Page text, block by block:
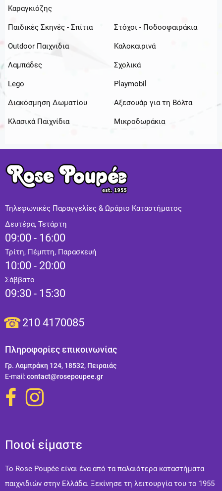
Καραγκιόζης
Παιδικές Σκηνές - Σπίτια Στόχοι - Ποδοσφαιράκια
Outdoor Παιχνιδια Καλοκαιρινά
Λαμπάδες Σχολικά
Lego Playmobil
Διακόσμηση Δωματίου Αξεσουάρ για τη Βόλτα
Κλασικά Παιχνίδια Μικροδωράκια
Τηλεφωνικές Παραγγελίες & Ωράριο Καταστήματος
Δευτέρα, Τετάρτη
09:00 - 16:00
Τρίτη, Πέμπτη, Παρασκευή
10:00 - 20:00
Σάββατο
09:30 - 15:30
210 4170085
Πληροφορίες επικοινωνίας
Γρ. Λαμπράκη 124, 18532, Πειραιάς
Ε-mail:contact@rosepoupee.gr
Ποιοί είμαστε
Το Rose Poupée είναι ένα από τα παλαιότερα καταστήματα
παιχνιδιών στην Ελλάδα. Ξεκίνησε τη λειτουργία του το 1955